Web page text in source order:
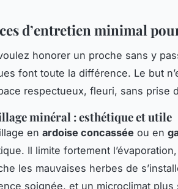
d’entretien minimal
honorer un proche sans y
font toute la différence. Le but
respectueux, fleuri, sans prise
minéral : esthétique et utile
en ardoise concassée ou en
Il limite fortement
les mauvaises herbes de
soignée, et un microclimat